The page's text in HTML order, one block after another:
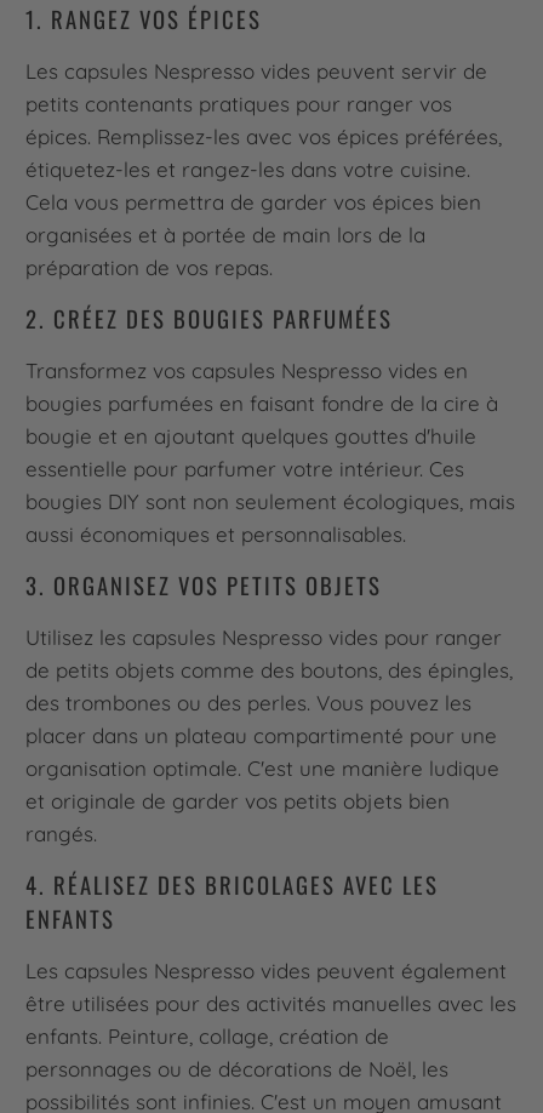
1. RANGEZ VOS ÉPICES
Les capsules Nespresso vides peuvent servir de
petits contenants pratiques pour ranger vos
épices. Remplissez-les avec vos épices préférées,
étiquetez-les et rangez-les dans votre cuisine.
Cela vous permettra de garder vos épices bien
organisées et à portée de main lors de la
préparation de vos repas.
2. CRÉEZ DES BOUGIES PARFUMÉES
Transformez vos capsules Nespresso vides en
bougies parfumées en faisant fondre de la cire à
bougie et en ajoutant quelques gouttes d'huile
essentielle pour parfumer votre intérieur. Ces
bougies DIY sont non seulement écologiques, mais
aussi économiques et personnalisables.
3. ORGANISEZ VOS PETITS OBJETS
Utilisez les capsules Nespresso vides pour ranger
de petits objets comme des boutons, des épingles,
des trombones ou des perles. Vous pouvez les
placer dans un plateau compartimenté pour une
organisation optimale. C'est une manière ludique
et originale de garder vos petits objets bien
rangés.
4. RÉALISEZ DES BRICOLAGES AVEC LES
ENFANTS
Les capsules Nespresso vides peuvent également
être utilisées pour des activités manuelles avec les
enfants. Peinture, collage, création de
personnages ou de décorations de Noël, les
possibilités sont infinies. C'est un moyen amusant